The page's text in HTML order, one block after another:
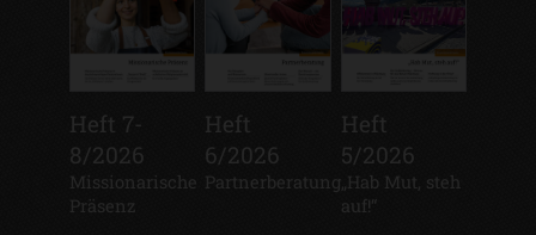
Heft 7-
8/2026
:
Missionarische
Präsenz
Heft
6/2026
:
Partnerberatung
Heft
5/2026
:
„Hab Mut, steh
auf!“